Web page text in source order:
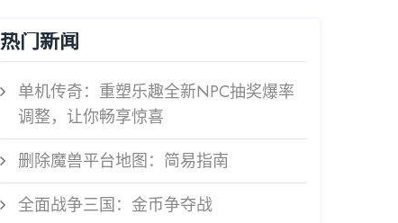
热门新闻
单机传奇：重塑乐趣全新NPC抽奖爆率
调整，让你畅享惊喜
删除魔兽平台地图：简易指南
全面战争三国：金币争夺战